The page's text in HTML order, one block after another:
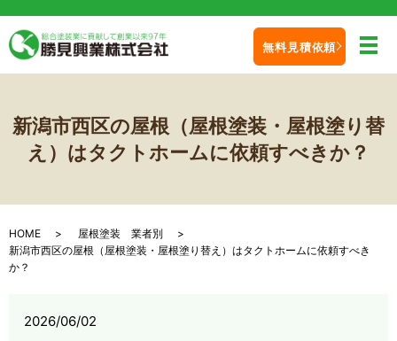
無料見積依頼 メ
新潟市西区の屋根（屋根塗装・屋根塗り替
え）はタクトホームに依頼すべきか？
HOME
屋根塗装 業者別
新潟市西区の屋根（屋根塗装・屋根塗り替え）はタクトホームに依頼すべき
か？
2026/06/02